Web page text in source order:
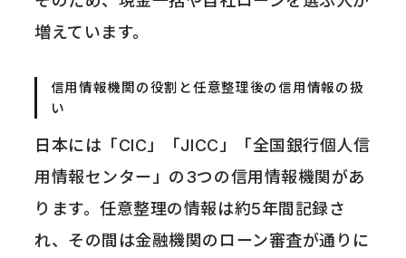
増えています。
信用情報機関の役割と任意整理後の信用情報の扱
い
日本には「CIC」「JICC」「全国銀行個人信
用情報センター」の3つの信用情報機関があ
ります。任意整理の情報は約5年間記録さ
れ、その間は金融機関のローン審査が通りに